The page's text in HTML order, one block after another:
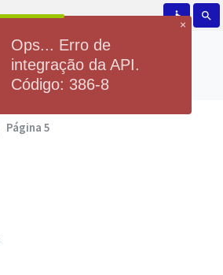
accessible search
Página 5
×
Ops... Erro de
integração da API.
Código: 386-8